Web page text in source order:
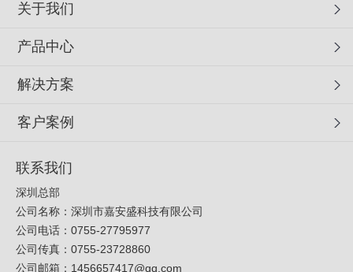
关于我们
产品中心
解决方案
客户案例
联系我们
深圳总部
公司名称：深圳市嘉安盛科技有限公司
公司电话：0755-27795977
公司传真：0755-23728860
公司邮箱： 1456657417@qq.com